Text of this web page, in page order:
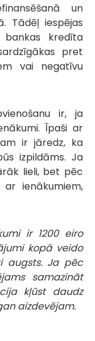
un
Tādēļ iespējas
kredīta
pret
vai negatīvu
ir, ja
Īpaši ar
ir jāredz, ka
izpildāms. Ja
lieli, bet pēc
ienākumiem,
ir 1200 eiro
kopā veido
augsts. Ja pēc
samazināt
kļūst daudz
aizdevējam.